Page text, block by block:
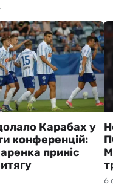
Карабах у
конференцій:
приніс
6